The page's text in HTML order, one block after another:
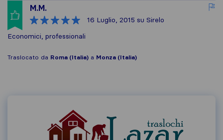
M.M.
16 Luglio, 2015 su Sirelo
Economici, professionali
Traslocato da Roma (Italia) a Monza (Italia)